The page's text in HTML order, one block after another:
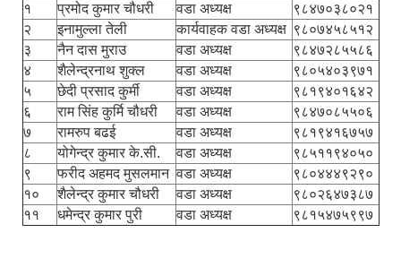
१
प्रमोद कुमार चौधरी वडा अध्यक्ष
९८४७०३८०२१
२
इनामुल्ला तेली कार्यवाहक वडा अध्यक्ष ९८०७४५८५१२
३
नैन दास मुराउ वडा अध्यक्ष
९८४७२८५५८६
४
शैलेन्द्रनाथ शुक्ल वडा अध्यक्ष
९८०५४०३९७१
५
छेदी प्रसाद कुर्मी वडा अध्यक्ष
९८१९४०१६४२
६
राम सिंह कुर्मि चौधरी वडा अध्यक्ष
९८४७०८५५०६
७
रामरुप बढई वडा अध्यक्ष
९८१९४१६७५७
८
योगेन्द्र कुमार के.सी. वडा अध्यक्ष
९८५११९४०५०
९
फरीद अहमद मुसलमान वडा अध्यक्ष
९८०४४४९२९०
१०
शैलेन्द्र कुमार चौधरी वडा अध्यक्ष
९८०२६४७३८७
११
धमेन्द्र कुमार पुरी वडा अध्यक्ष ९८१५४७५९९७